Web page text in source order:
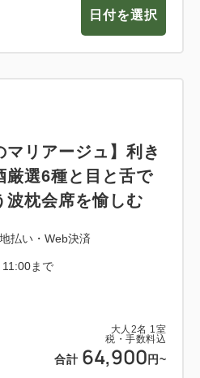
日付を選択
大人 2名 1 室
税・手数料込
合計 64,900 円~
マリアージュ】利き
厳選6種と目と舌で
波枕会席を愉しむ
払い・Web決済
まで